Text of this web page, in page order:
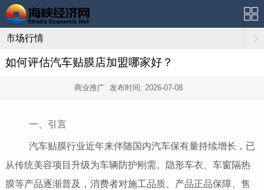
市场行情
如何评估汽车贴膜店加盟哪家好？
商业推广 发布时间: 2026-07-08
一、引言
汽车贴膜行业近年来伴随国内汽车保有量持续增长，已
从传统美容项目升级为车辆防护刚需。隐形车衣、车窗隔热
膜等产品逐渐普及，消费者对施工品质、产品正品保障、售